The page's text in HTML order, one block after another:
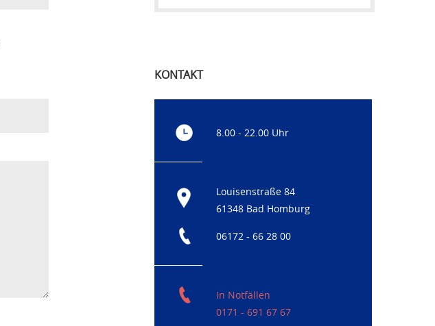
KONTAKT
8.00 - 22.00 Uhr
Louisenstraße 84
61348 Bad Homburg
06172 - 66 28 00
In Notfällen
0171 - 691 67 67